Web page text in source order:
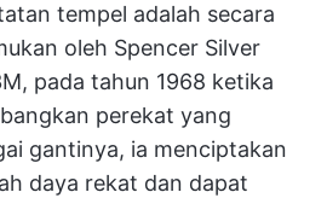
tempel adalah secara
oleh Spencer Silver
pada tahun 1968 ketika
perekat yang
gantinya, ia menciptakan
daya rekat dan dapat